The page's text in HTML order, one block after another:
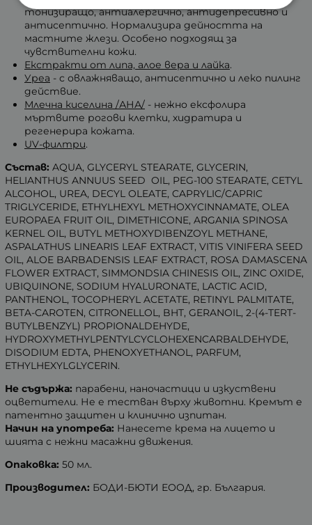
тонизиращо, антиалергично, антидепресивно и
антисептично. Нормализира дейността на
мастните жлези. Особено подходящ за
чувствителни кожи.
Екстракти от липа, алое вера и лайка.
Уреа - с овлажняващо, антисептично и леко пилинг
действие.
Млечна киселина /АНА/ - нежно ексфолира
мъртвите рогови клетки, хидратира и
регенерира кожата.
UV-филтри.
Състав: AQUA, GLYCERYL STEARATE, GLYCERIN,
HELIANTHUS ANNUUS SEED OIL, PEG-100 STEARATE, CETYL
ALCOHOL, UREA, DECYL OLEATE, CAPRYLIC/CAPRIC
TRIGLYCERIDE, ETHYLHEXYL METHOXYCINNAMATE, OLEA
EUROPAEA FRUIT OIL, DIMETHICONE, ARGANIA SPINOSA
KERNEL OIL, BUTYL METHOXYDIBENZOYL METHANE,
ASPALATHUS LINEARIS LEAF EXTRACT, VITIS VINIFERA SEED
OIL, ALOE BARBADENSIS LEAF EXTRACT, ROSA DAMASCENA
FLOWER EXTRACT, SIMMONDSIA CHINESIS OIL, ZINC OXIDE,
UBIQUINONE, SODIUM HYALURONATE, LACTIC ACID,
PANTHENOL, TOCOPHERYL ACETATE, RETINYL PALMITATE,
BETA-CAROTEN, CITRONELLOL, BHT, GERANOIL, 2-(4-TERT-
BUTYLBENZYL) PROPIONALDEHYDE,
HYDROXYMETHYLPENTYLCYCLOHEXENCARBALDEHYDE,
DISODIUM EDTA, PHENOXYETHANOL, PARFUM,
ETHYLHEXYLGLYCERIN.
Не съдържа: парабени, наночастици и изкуствени
оцветители. Не е тестван върху животни. Кремът е
патентно защитен и клинично изпитан.
Начин на употреба: Нанесете крема на лицето и
шията с нежни масажни движения.
Опаковка: 50 мл.
Производител: БОДИ-БЮТИ ЕООД, гр. България.